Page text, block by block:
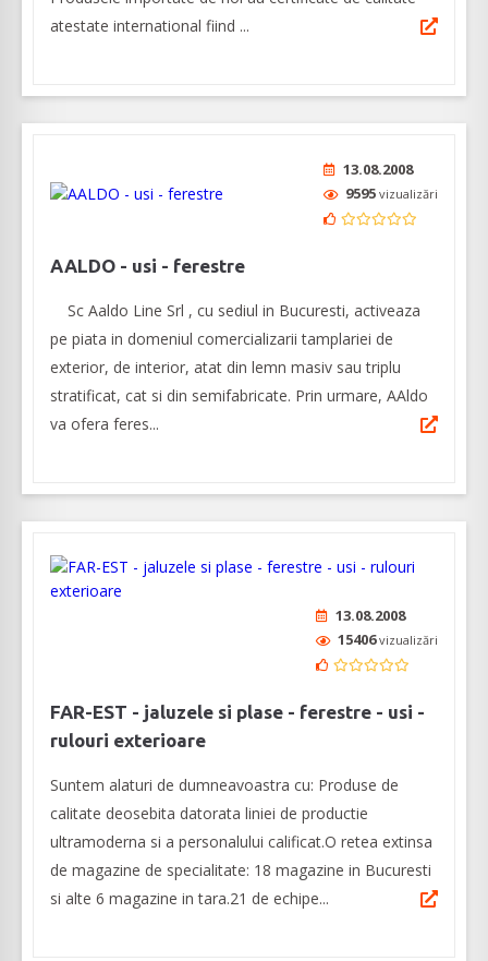
atestate international fiind ...
13.08.2008
9595 vizualizări
AALDO - usi - ferestre
Sc Aaldo Line Srl , cu sediul in Bucuresti, activeaza
pe piata in domeniul comercializarii tamplariei de
exterior, de interior, atat din lemn masiv sau triplu
stratificat, cat si din semifabricate. Prin urmare, AAldo
va ofera feres...
13.08.2008
15406vizualizări
FAR-EST - jaluzele si plase - ferestre - usi -
rulouri exterioare
Suntem alaturi de dumneavoastra cu: Produse de
calitate deosebita datorata liniei de productie
ultramoderna si a personalului calificat.O retea extinsa
de magazine de specialitate: 18 magazine in Bucuresti
si alte 6 magazine in tara.21 de echipe...